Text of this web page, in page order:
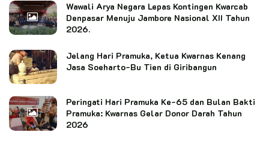
Wawali Arya Negara Lepas Kontingen Kwarcab
Denpasar Menuju Jambore Nasional XII Tahun
2026.
Jelang Hari Pramuka, Ketua Kwarnas Kenang
Jasa Soeharto-Bu Tien di Giribangun
Peringati Hari Pramuka Ke-65 dan Bulan Bakti
Pramuka: Kwarnas Gelar Donor Darah Tahun
2026